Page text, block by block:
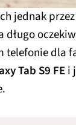
jednak
długo
telefonie dla
Tab S9 FEi